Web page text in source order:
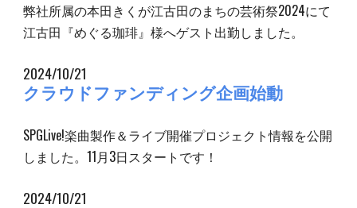
弊社所属の本田きくが江古田のまちの芸術祭2024にて
江古田『めぐる珈琲』様へゲスト出勤しました。
2024/10/21
クラウドファンディング企画始動
SPGLive!楽曲製作＆ライブ開催プロジェクト情報を公開
しました。11月3日スタートです！
2024/10/21